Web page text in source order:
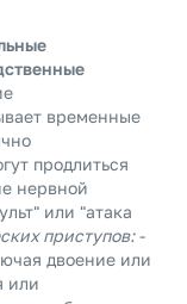
временные
продлиться
нервной
или "атака
приступов:-
двоение или
или